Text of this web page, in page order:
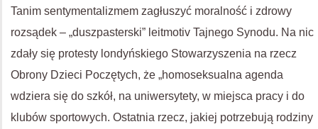
Tanim sentymentalizmem zagłuszyć moralność i zdrowy
rozsądek – „duszpasterski” leitmotiv Tajnego Synodu. Na nic
zdały się protesty londyńskiego Stowarzyszenia na rzecz
Obrony Dzieci Poczętych, że „homoseksualna agenda
wdziera się do szkół, na uniwersytety, w miejsca pracy i do
klubów sportowych. Ostatnia rzecz, jakiej potrzebują rodziny